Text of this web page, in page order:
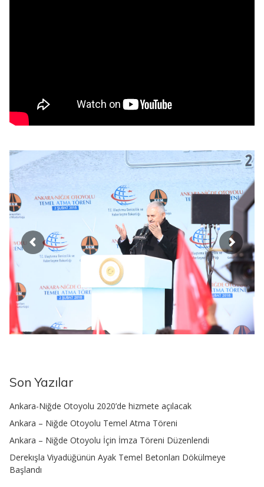
Son Yazılar
Ankara-Niğde Otoyolu 2020’de hizmete açılacak
Ankara – Niğde Otoyolu Temel Atma Töreni
Ankara – Niğde Otoyolu İçin İmza Töreni Düzenlendi
Derekışla Viyadüğünün Ayak Temel Betonları Dökülmeye
Başlandı